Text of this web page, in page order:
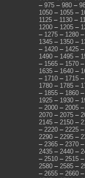
– 975 – 980 –
1050 – 1055 –
1125 – 1130 –
1200 – 1205 –
– 1275 – 1280 –
1345 – 1350 –
– 1420 – 1425 –
1490 – 1495 –
– 1565 – 1570 –
1635 – 1640 –
– 1710 – 1715 –
1780 – 1785 –
– 1855 – 1860 –
1925 – 1930 –
– 2000 – 2005 –
2070 – 2075 –
2145 – 2150 –
– 2220 – 2225 –
2290 – 2295 –
– 2365 – 2370 –
2435 – 2440 –
– 2510 – 2515 –
2580 – 2585 –
– 2655 – 2660 –